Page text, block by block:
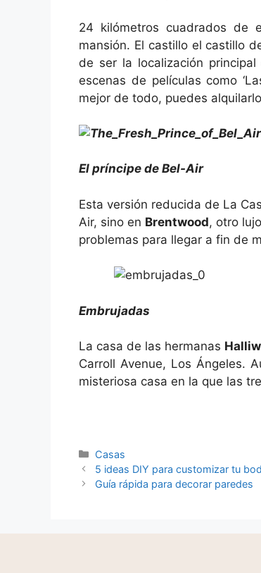
24 kilómetros cuadrados de
mansión. El castillo el castillo
de ser la localización
escenas de películas como
mejor de todo, puedes
El príncipe de Bel-Air
Esta versión reducida de La
Air, sino en Brentwood, otro
problemas para llegar a fin de
Embrujadas
La casa de las hermanas
Carroll Avenue, Los Ángeles.
misteriosa casa en la que las
Casas
5 ideas DIY para customizar tu
Guía rápida para decorar paredes